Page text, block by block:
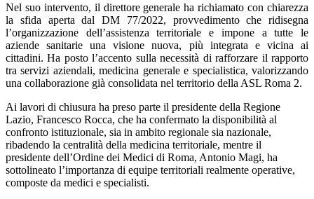
Nel suo intervento, il direttore generale ha richiamato con chiarezza
la sfida aperta dal DM 77/2022, provvedimento che ridisegna
l’organizzazione dell’assistenza territoriale e impone a tutte le
aziende sanitarie una visione nuova, più integrata e vicina ai
cittadini. Ha posto l’accento sulla necessità di rafforzare il rapporto
tra servizi aziendali, medicina generale e specialistica, valorizzando
una collaborazione già consolidata nel territorio della ASL Roma 2.
Ai lavori di chiusura ha preso parte il presidente della Regione
Lazio, Francesco Rocca, che ha confermato la disponibilità al
confronto istituzionale, sia in ambito regionale sia nazionale,
ribadendo la centralità della medicina territoriale, mentre il
presidente dell’Ordine dei Medici di Roma, Antonio Magi, ha
sottolineato l’importanza di equipe territoriali realmente operative,
composte da medici e specialisti.